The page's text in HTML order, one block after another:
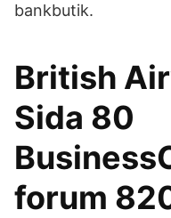
bankbutik.
British
Sida 80
forum